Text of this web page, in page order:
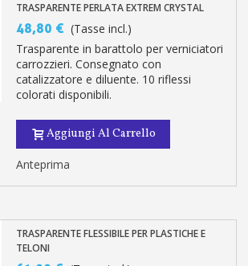
TRASPARENTE PERLATA EXTREM CRYSTAL
48,80 € (Tasse incl.)
Trasparente in barattolo per verniciatori
carrozzieri. Consegnato con
catalizzatore e diluente. 10 riflessi
colorati disponibili.
Aggiungi Al Carrello
Anteprima
TRASPARENTE FLESSIBILE PER PLASTICHE E
TELONI